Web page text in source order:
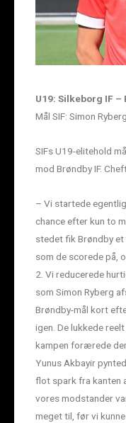
U19: Silkeborg IF –
Mål SIF: Simon
SIFs U19-elitehold
mod Brøndby IF.
– Vi startede
chance efter kun to
stedet fik Brøndby
som de scorede på,
2. Vi reducerede
som Simon Ryberg
Brøndby-mål kort
igen. De lukkede
kampen forærede
Yunus Akbayir
flot spark fra kanten
vores modstander
meget til, før vi